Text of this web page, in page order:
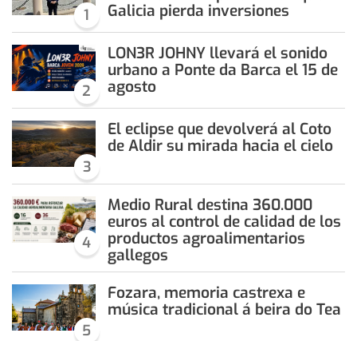
1
Galicia pierda inversiones
2
LON3R JOHNY llevará el sonido
urbano a Ponte da Barca el 15 de
agosto
3
El eclipse que devolverá al Coto
de Aldir su mirada hacia el cielo
4
Medio Rural destina 360.000
euros al control de calidad de los
productos agroalimentarios
gallegos
5
Fozara, memoria castrexa e
música tradicional á beira do Tea